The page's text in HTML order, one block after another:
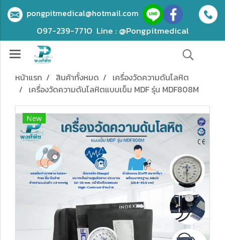
pongpitmedical@hotmail.com
097-239-7710 Line : @Pongpitmedical
หน้าแรก สินค้าทั้งหมด
เครื่องวัดความดันโลหิต
เครื่องวัดความดันโลหิตแบบเข็ม MDF รุ่น MDF808M
New